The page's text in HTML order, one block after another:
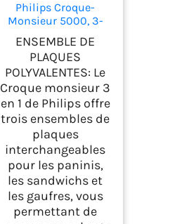
Philips Croque-
Monsieur 5000, 3-
en-1, 3 Jeux de
Plaques, 750W, Noir
ENSEMBLE DE
PLAQUES
POLYVALENTES: Le
Croque monsieur 3
en 1 de Philips offre
trois ensembles de
plaques
interchangeables
pour les paninis,
les sandwichs et
les gaufres, vous
permettant de